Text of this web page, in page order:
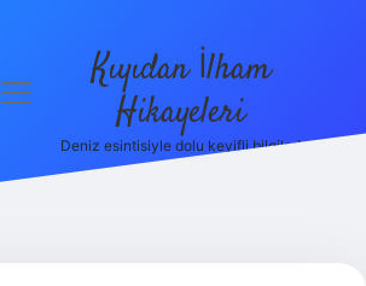
menüyü
Kıyıdan İlham
Hikayeleri
Deniz esintisiyle dolu keyifli bilgiler!